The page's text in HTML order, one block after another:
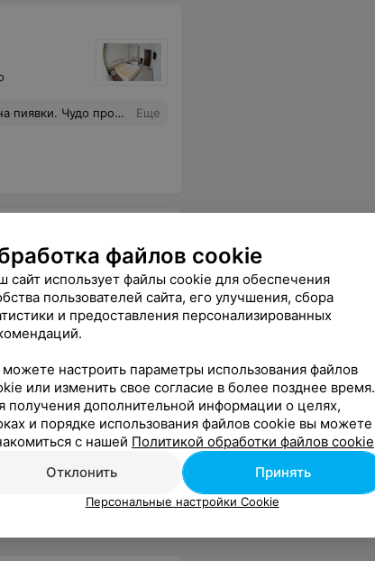
на другое колено. Да и бедро беспокоит. Еще
что там плохой санаторий! Еще
файлов cookie
сайт использует файлы cookie для обеспечения
пользователей сайта, его улучшения, сбора
и предоставления персонализированных
настроить параметры использования файлов
или изменить свое согласие в более позднее время.
получения дополнительной информации о целях,
и порядке использования файлов cookie вы можете
с нашей Политикой обработки файлов cookie
Отклонить
Принять
Персональные настройки Cookie